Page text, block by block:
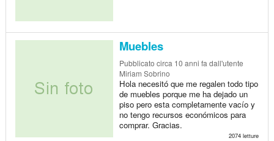
Muebles
Pubblicato circa 10 anni fa dall'utente
Miriam Sobrino
Hola necesitó que me regalen todo tipo
de muebles porque me ha dejado un
piso pero esta completamente vacío y
no tengo recursos económicos para
comprar. Gracias.
2074 letture